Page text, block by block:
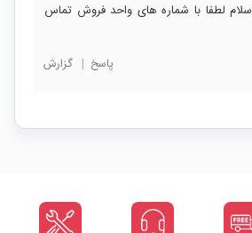
سلام لطفا با شماره های واحد فروش تماس
پاسخ | گزارش